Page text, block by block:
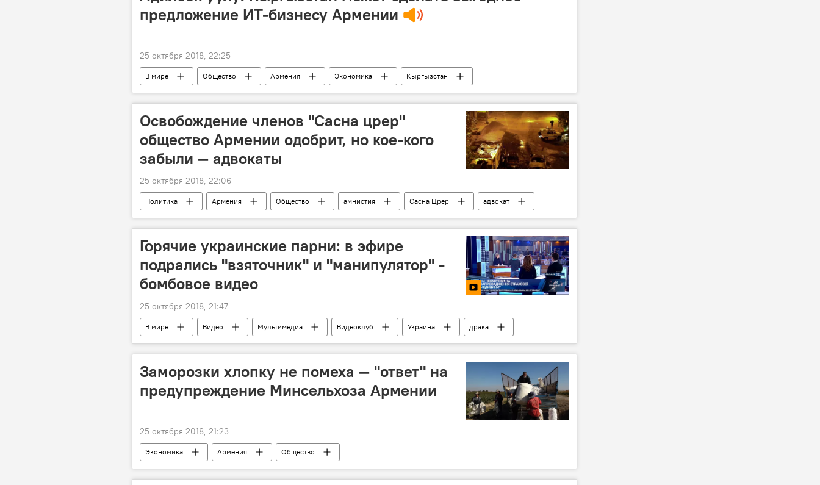
предложение ИТ-бизнесу Армении
25 октября 2018, 22:25
В мире Общество Армения Экономика
Кыргызстан
предложение
сотрудничество Новости Армения бизнес
форум
Освобождение членов "Сасна црер"
общество Армении одобрит, но кое-кого
забыли — адвокаты
25 октября 2018, 22:06
Политика Армения Общество амнистия Сасна Црер адвокат
Горячие украинские парни: в эфире
подрались "взяточник" и "манипулятор" -
бомбовое видео
25 октября 2018, 21:47
В мире Видео Мультимедиа Видеоклуб Украина
драка
эфир
Заморозки хлопку не помеха — "ответ" на
предупреждение Минсельхоза Армении
25 октября 2018, 21:23
Экономика Армения Общество